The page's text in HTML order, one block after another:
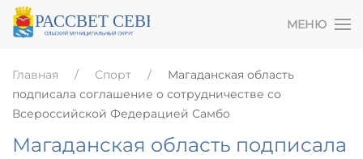
МЕНЮ
Главная Спорт
Магаданская область
подписала соглашение о сотрудничестве со
Всероссийской Федерацией Самбо
Магаданская область подписала